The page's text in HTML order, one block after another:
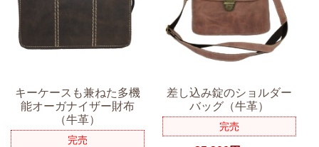
キーケースも兼ねた多機
能オーガナイザー財布
（牛革）
完売
差し込み錠のショルダー
バッグ（牛革）
完売